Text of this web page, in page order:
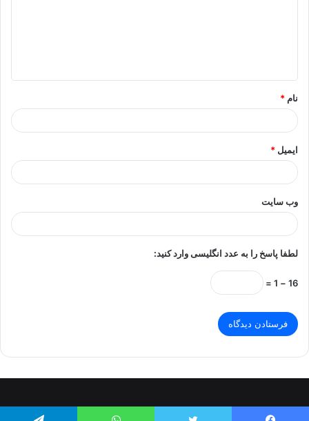
*
نام *
ایمیل *
وب‌ سایت
لطفا پاسخ را به عدد انگلیسی وارد کنید:
16 − 1 =